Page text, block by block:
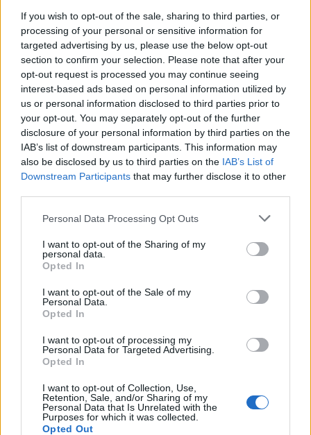
If you wish to opt-out of the sale, sharing to third parties, or
processing of your personal or sensitive information for
targeted advertising by us, please use the below opt-out
section to confirm your selection. Please note that after your
opt-out request is processed you may continue seeing
interest-based ads based on personal information utilized by
us or personal information disclosed to third parties prior to
your opt-out. You may separately opt-out of the further
disclosure of your personal information by third parties on the
IAB’s list of downstream participants. This information may
also be disclosed by us to third parties on the IAB’s List of
Downstream Participants that may further disclose it to other
Please note that this website/app uses one or more Google
not limited to your visit or usage behaviour. You may click to
grant or deny consent to Google and its third-party tags to
use your data for below specified purposes in below Google
consent section.
Personal Data Processing Opt Outs
I want to opt-out of the Sharing of my
personal data.
Opted In
I want to opt-out of the Sale of my
Personal Data.
Opted In
I want to opt-out of processing my
Personal Data for Targeted Advertising.
Opted In
I want to opt-out of Collection, Use,
Retention, Sale, and/or Sharing of my
Personal Data that Is Unrelated with the
Purposes for which it was collected.
Opted Out
ΕΛΛΆΔΑ
Κορυφώνεται η έξοδος για τον 15Αύγουστο –
Αδειάζουν τα αστικά κέντρα
ΑΝΑΡΤΗΘΗΚΕ ΑΠΟΕΛΕΑΝΑ ΖΑΜΠΑΡΑ 9 ΑΥΓΟΎΣΤΟΥ 2026
Η Τουρκία ζητά μορατόριουμ Ρωσίας–Ουκρανίας στις
επιθέσεις κατά εμπορικών πλοίων στη Μαύρη
Θάλασσα
ΑΝΑΡΤΗΘΗΚΕ ΑΠΟ DKATSAMADOU